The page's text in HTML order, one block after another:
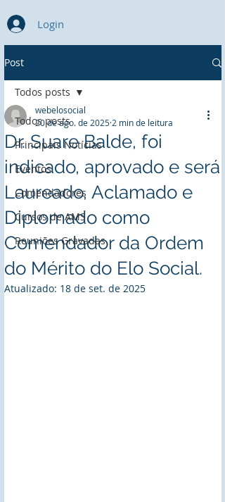
Login
Post
Todos posts
Principais Notícias
Eventos
Comendadores
Cursos de AMS
Reuniões Gravadas
Todos posts
Dr. Suare Balde, foi
indicado, aprovado e será
Laureado, Aclamado e
Diplomado como
Comendador da Ordem
do Mérito do Elo Social.
webelosocial
20 de ago. de 2025 2 min de leitura
Atualizado: 18 de set. de 2025